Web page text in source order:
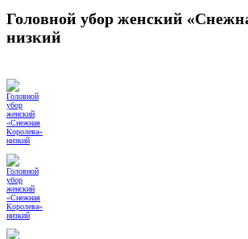
Головной убор женский
низкий